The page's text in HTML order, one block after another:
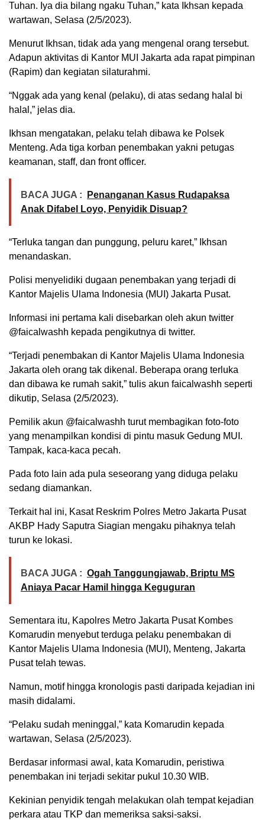
Tuhan. Iya dia bilang ngaku Tuhan,” kata Ikhsan kepada
wartawan, Selasa (2/5/2023).
Menurut Ikhsan, tidak ada yang mengenal orang tersebut.
Adapun aktivitas di Kantor MUI Jakarta ada rapat pimpinan
(Rapim) dan kegiatan silaturahmi.
“Nggak ada yang kenal (pelaku), di atas sedang halal bi
halal,” jelas dia.
Ikhsan mengatakan, pelaku telah dibawa ke Polsek
Menteng. Ada tiga korban penembakan yakni petugas
keamanan, staff, dan front officer.
BACA JUGA :
Penanganan Kasus Rudapaksa
Anak Difabel Loyo, Penyidik Disuap?
“Terluka tangan dan punggung, peluru karet,” Ikhsan
menandaskan.
Polisi menyelidiki dugaan penembakan yang terjadi di
Kantor Majelis Ulama Indonesia (MUI) Jakarta Pusat.
Informasi ini pertama kali disebarkan oleh akun twitter
@faicalwashh kepada pengikutnya di twitter.
“Terjadi penembakan di Kantor Majelis Ulama Indonesia
Jakarta oleh orang tak dikenal. Beberapa orang terluka
dan dibawa ke rumah sakit,” tulis akun faicalwashh seperti
dikutip, Selasa (2/5/2023).
Pemilik akun @faicalwashh turut membagikan foto-foto
yang menampilkan kondisi di pintu masuk Gedung MUI.
Tampak, kaca-kaca pecah.
Pada foto lain ada pula seseorang yang diduga pelaku
sedang diamankan.
Terkait hal ini, Kasat Reskrim Polres Metro Jakarta Pusat
AKBP Hady Saputra Siagian mengaku pihaknya telah
turun ke lokasi.
BACA JUGA : Ogah Tanggungjawab, Briptu MS
Aniaya Pacar Hamil hingga Keguguran
Sementara itu, Kapolres Metro Jakarta Pusat Kombes
Komarudin menyebut terduga pelaku penembakan di
Kantor Majelis Ulama Indonesia (MUI), Menteng, Jakarta
Pusat telah tewas.
Namun, motif hingga kronologis pasti daripada kejadian ini
masih didalami.
“Pelaku sudah meninggal,” kata Komarudin kepada
wartawan, Selasa (2/5/2023).
Berdasar informasi awal, kata Komarudin, peristiwa
penembakan ini terjadi sekitar pukul 10.30 WIB.
Kekinian penyidik tengah melakukan olah tempat kejadian
perkara atau TKP dan memeriksa saksi-saksi.